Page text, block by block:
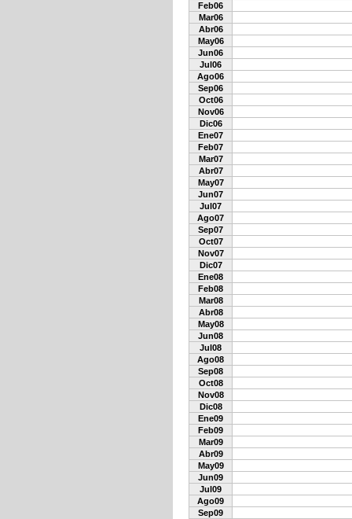
Feb06
Mar06
Abr06
May06
Jun06
Jul06
Ago06
Sep06
Oct06
Nov06
Dic06
Ene07
Feb07
Mar07
Abr07
May07
Jun07
Jul07
Ago07
Sep07
Oct07
Nov07
Dic07
Ene08
Feb08
Mar08
Abr08
May08
Jun08
Jul08
Ago08
Sep08
Oct08
Nov08
Dic08
Ene09
Feb09
Mar09
Abr09
May09
Jun09
Jul09
Ago09
Sep09